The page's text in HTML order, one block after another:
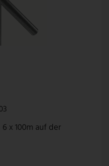
6 x 100m auf der